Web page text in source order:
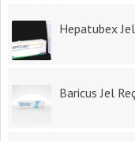
Hepatubex
Baricus Jel